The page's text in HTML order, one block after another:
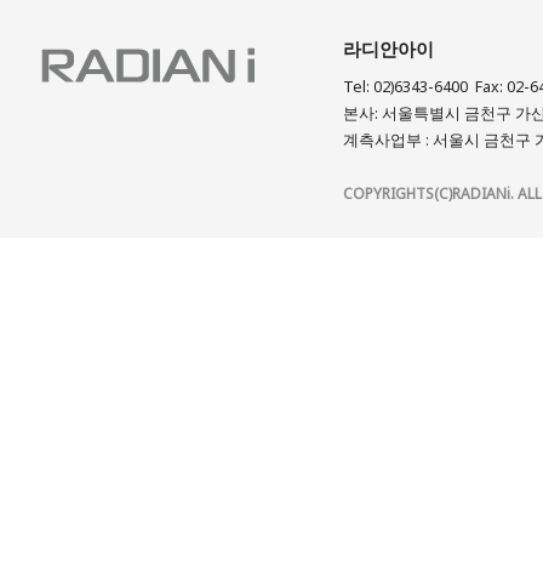
라디안아이
Tel: 02)6343-6400 Fax:
본사: 서울특별시 금천구 가
계측사업부 : 서울시 금천구
COPYRIGHTS(C)RADIANi. ALL